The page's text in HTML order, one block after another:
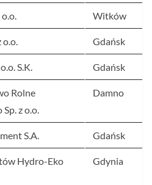
Witków
o.o. Gdańsk
S.K. Gdańsk
Rolne
z o.o.
Damno
S.A. Gdańsk
Hydro-Eko
Gdynia